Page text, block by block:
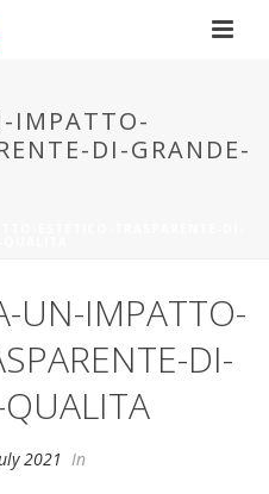
IMPATTO-
DI-GRANDE-
UN-IMPATTO-
DI-
2021 In